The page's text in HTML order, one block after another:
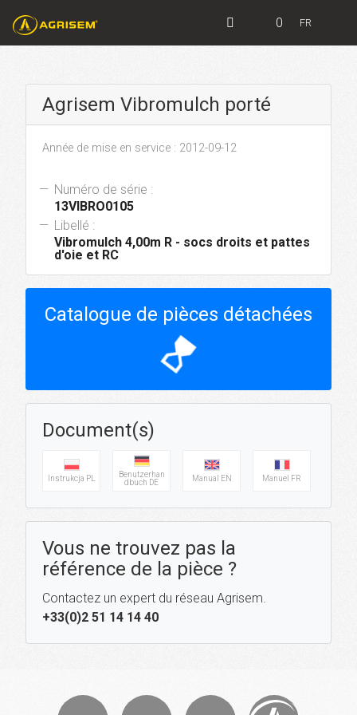
0 FR
Agrisem Vibromulch porté
Année de mise en service : 2012-09-12
Numéro de série :
13VIBRO0105
Libellé :
Vibromulch 4,00m R - socs droits et pattes
d'oie et RC
Catalogue de pièces détachées
hourglass_top
Document(s)
Instrukcja PL
Benutzerhan
dbuch DE
Manual EN Manuel FR
Vous ne trouvez pas la
référence de la pièce ?
Contactez un expert du réseau Agrisem.
+33(0)2 51 14 14 40